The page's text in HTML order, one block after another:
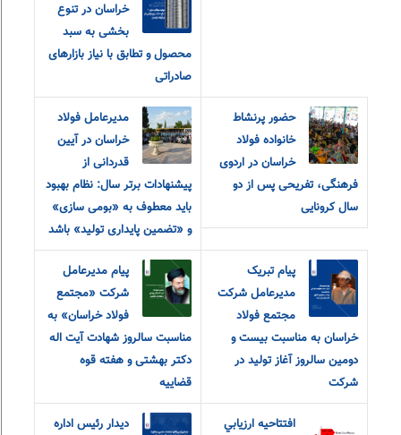
خراسان در تنوع
بخشی به سبد
محصول و تطابق با نیاز بازارهای
صادراتی
حضور پرنشاط
خانواده فولاد
خراسان در اردوی
فرهنگی، تفریحی پس از دو
سال کرونایی
مدیرعامل فولاد
خراسان در آیین
قدردانی از
پیشنهادات برتر سال: نظام بهبود
باید معطوف به «بومی سازی»
و «تضمین پایداری تولید» باشد
پیام تبریک
مدیرعامل شرکت
مجتمع فولاد
خراسان به مناسبت بیست و
دومین سالروز آغاز تولید در
شرکت
پیام مدیرعامل
شرکت «مجتمع
فولاد خراسان» به
مناسبت سالروز شهادت آیت اله
دکتر بهشتی و هفته قوه
قضاییه
افتتاحيه ارزيابي
دیدار رئیس اداره